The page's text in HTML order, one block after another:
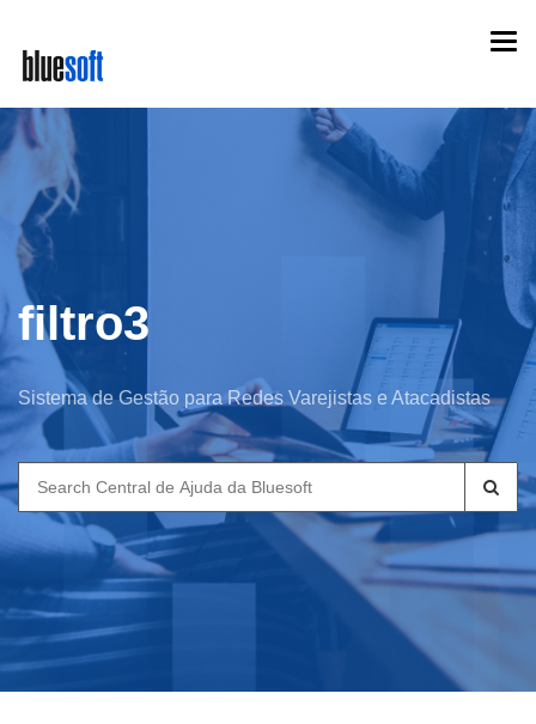
main
content
filtro3
Sistema de Gestão para Redes Varejistas e Atacadistas
Search
for: